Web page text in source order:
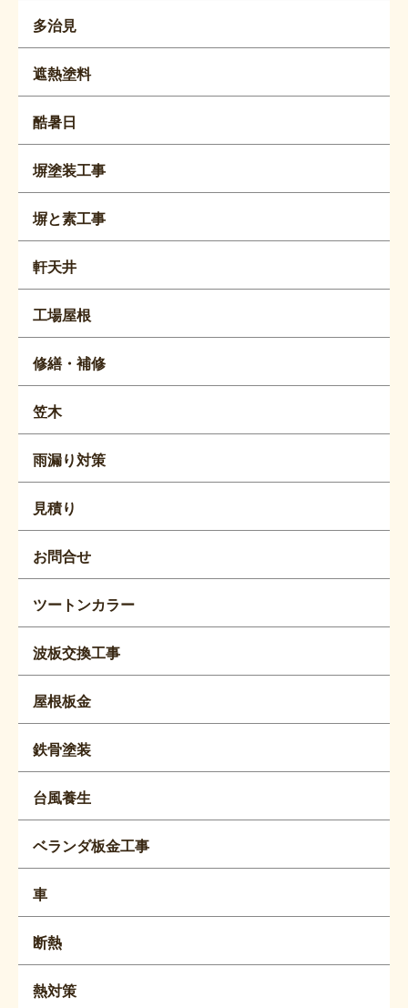
多治見
遮熱塗料
酷暑日
塀塗装工事
塀と素工事
軒天井
工場屋根
修繕・補修
笠木
雨漏り対策
見積り
お問合せ
ツートンカラー
波板交換工事
屋根板金
鉄骨塗装
台風養生
ベランダ板金工事
車
断熱
熱対策